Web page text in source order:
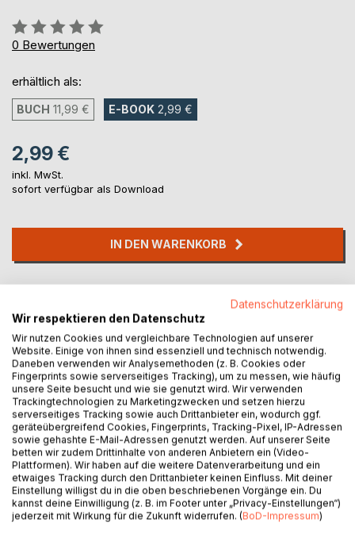
Bewertung::
0%
0 Bewertungen
erhältlich als:
BUCH 11,99 € E-BOOK 2,99 €
2,99 €
inkl. MwSt.
sofort verfügbar als Download
IN DEN WARENKORB
Auf die Merkliste
BESCHREIBUNG
Mit ihrem Buch Entfesselte Leidenschaften wagt sich die
Autorin an ein heißes Thema: Sie nimmt in dreizehn
Kurzgeschichten die Leser mit in die Welt der Erotik und
der ausschweifenden, entfesselten Leidenschaften. Die
Datenschutzerklärung
Wir respektieren den Datenschutz
Wir nutzen Cookies und vergleichbare Technologien auf unserer
Website. Einige von ihnen sind essenziell und technisch notwendig.
Daneben verwenden wir Analysemethoden (z. B. Cookies oder
Fingerprints sowie serverseitiges Tracking), um zu messen, wie häufig
unsere Seite besucht und wie sie genutzt wird. Wir verwenden
Trackingtechnologien zu Marketingzwecken und setzen hierzu
serverseitiges Tracking sowie auch Drittanbieter ein, wodurch ggf.
geräteübergreifend Cookies, Fingerprints, Tracking-Pixel, IP-Adressen
sowie gehashte E-Mail-Adressen genutzt werden. Auf unserer Seite
betten wir zudem Drittinhalte von anderen Anbietern ein (Video-
Plattformen). Wir haben auf die weitere Datenverarbeitung und ein
etwaiges Tracking durch den Drittanbieter keinen Einfluss. Mit deiner
Einstellung willigst du in die oben beschriebenen Vorgänge ein. Du
kannst deine Einwilligung (z. B. im Footer unter „Privacy-Einstellungen“)
jederzeit mit Wirkung für die Zukunft widerrufen. (BoD-Impressum)